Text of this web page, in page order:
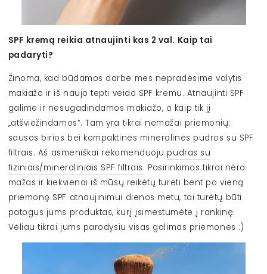
SPF kremą reikia atnaujinti kas 2 val. Kaip tai
padaryti?
Žinoma, kad būdamos darbe mes nepradėsime valytis
makiažo ir iš naujo tepti veido SPF kremu. Atnaujinti SPF
galime ir nesugadindamos makiažo, o kaip tik jį
„atšviežindamos“. Tam yra tikrai nemažai priemonių:
sausos birios bei kompaktinės mineralinės pudros su SPF
filtrais. Aš asmeniškai rekomenduoju pudras su
fiziniais/mineraliniais SPF filtrais. Pasirinkimas tikrai nėra
mažas ir kiekvienai iš mūsų reikėtų turėti bent po vieną
priemonę SPF atnaujinimui dienos metu, tai turėtų būti
patogus jums produktas, kurį įsimestumėte į rankinę.
Vėliau tikrai jums parodysiu visas galimas priemones :)